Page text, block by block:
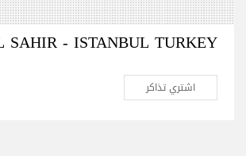
- ISTANBUL TURKEY
اشتري تذاكر